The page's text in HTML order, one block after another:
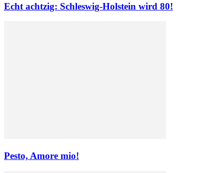
Echt achtzig: Schleswig-Holstein wird 80!
Pesto, Amore mio!